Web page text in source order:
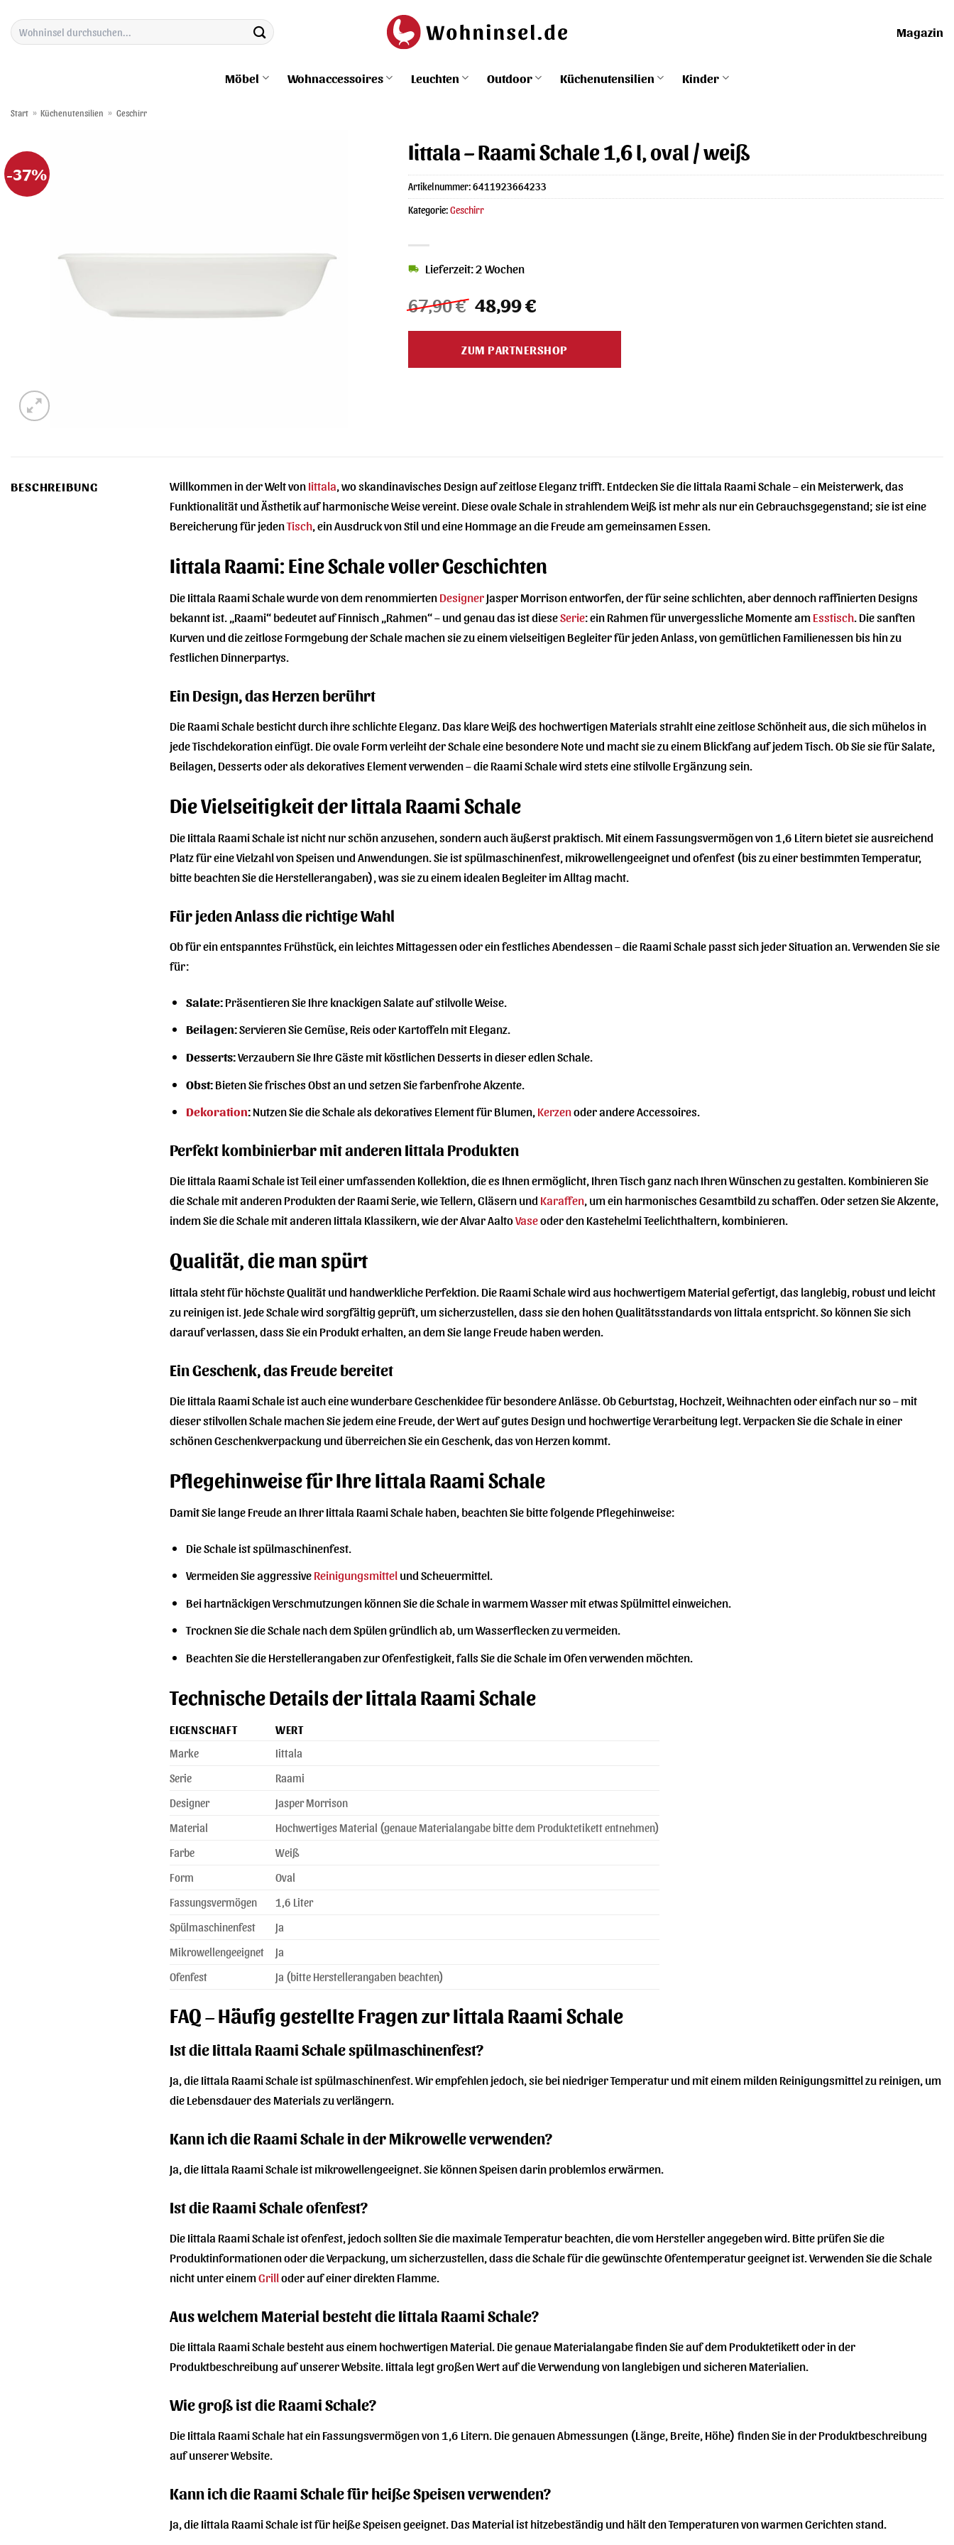
Inhalt
springen
Suchen
nach:
Magazin
Möbel Wohnaccessoires Leuchten Outdoor Küchenutensilien Kinder
Start » Küchenutensilien » Geschirr
-37%
Iittala – Raami Schale 1,6 l, oval / weiß
67,90€ Ursprünglicher
Preis
67,90 €
48,99€Aktueller
48,99 €.
Lieferzeit: 2 Wochen
ZUM PARTNERSHOP
Artikelnummer:6411923664233
Kategorie:Geschirr
BESCHREIBUNG Willkommen in der Welt vonIittala, wo skandinavisches Design auf zeitlose Eleganz trifft. Entdecken Sie die Iittala Raami Schale – ein Meisterwerk, das
Funktionalität und Ästhetik auf harmonische Weise vereint. Diese ovale Schale in strahlendem Weiß ist mehr als nur ein Gebrauchsgegenstand; sie ist eine
Bereicherung für jedenTisch, ein Ausdruck von Stil und eine Hommage an die Freude am gemeinsamen Essen.
Iittala Raami: Eine Schale voller Geschichten
Die Iittala Raami Schale wurde von dem renommiertenDesignerJasper Morrison entworfen, der für seine schlichten, aber dennoch raffinierten Designs
bekannt ist. „Raami“ bedeutet auf Finnisch „Rahmen“ – und genau das ist dieseSerie: ein Rahmen für unvergessliche Momente amEsstisch. Die sanften
Kurven und die zeitlose Formgebung der Schale machen sie zu einem vielseitigen Begleiter für jeden Anlass, von gemütlichen Familienessen bis hin zu
festlichen Dinnerpartys.
Ein Design, das Herzen berührt
Die Raami Schale besticht durch ihre schlichte Eleganz. Das klare Weiß des hochwertigen Materials strahlt eine zeitlose Schönheit aus, die sich mühelos in
jede Tischdekoration einfügt. Die ovale Form verleiht der Schale eine besondere Note und macht sie zu einem Blickfang auf jedem Tisch. Ob Sie sie für Salate,
Beilagen, Desserts oder als dekoratives Element verwenden – die Raami Schale wird stets eine stilvolle Ergänzung sein.
Die Vielseitigkeit der Iittala Raami Schale
Die Iittala Raami Schale ist nicht nur schön anzusehen, sondern auch äußerst praktisch. Mit einem Fassungsvermögen von 1,6 Litern bietet sie ausreichend
Platz für eine Vielzahl von Speisen und Anwendungen. Sie ist spülmaschinenfest, mikrowellengeeignet und ofenfest (bis zu einer bestimmten Temperatur,
bitte beachten Sie die Herstellerangaben), was sie zu einem idealen Begleiter im Alltag macht.
Für jeden Anlass die richtige Wahl
Ob für ein entspanntes Frühstück, ein leichtes Mittagessen oder ein festliches Abendessen – die Raami Schale passt sich jeder Situation an. Verwenden Sie sie
für:
Salate:Präsentieren Sie Ihre knackigen Salate auf stilvolle Weise.
Beilagen:Servieren Sie Gemüse, Reis oder Kartoffeln mit Eleganz.
Desserts:Verzaubern Sie Ihre Gäste mit köstlichen Desserts in dieser edlen Schale.
Obst:Bieten Sie frisches Obst an und setzen Sie farbenfrohe Akzente.
Dekoration:Nutzen Sie die Schale als dekoratives Element für Blumen, Kerzenoder andere Accessoires.
Perfekt kombinierbar mit anderen Iittala Produkten
Die Iittala Raami Schale ist Teil einer umfassenden Kollektion, die es Ihnen ermöglicht, Ihren Tisch ganz nach Ihren Wünschen zu gestalten. Kombinieren Sie
die Schale mit anderen Produkten der Raami Serie, wie Tellern, Gläsern und Karaffen , um ein harmonisches Gesamtbild zu schaffen. Oder setzen Sie Akzente,
indem Sie die Schale mit anderen Iittala Klassikern, wie der Alvar AaltoVaseoder den Kastehelmi Teelichthaltern, kombinieren.
Qualität, die man spürt
Iittala steht für höchste Qualität und handwerkliche Perfektion. Die Raami Schale wird aus hochwertigem Material gefertigt, das langlebig, robust und leicht
zu reinigen ist. Jede Schale wird sorgfältig geprüft, um sicherzustellen, dass sie den hohen Qualitätsstandards von Iittala entspricht. So können Sie sich
darauf verlassen, dass Sie ein Produkt erhalten, an dem Sie lange Freude haben werden.
Ein Geschenk, das Freude bereitet
Die Iittala Raami Schale ist auch eine wunderbare Geschenkidee für besondere Anlässe. Ob Geburtstag, Hochzeit, Weihnachten oder einfach nur so – mit
dieser stilvollen Schale machen Sie jedem eine Freude, der Wert auf gutes Design und hochwertige Verarbeitung legt. Verpacken Sie die Schale in einer
schönen Geschenkverpackung und überreichen Sie ein Geschenk, das von Herzen kommt.
Pflegehinweise für Ihre Iittala Raami Schale
Damit Sie lange Freude an Ihrer Iittala Raami Schale haben, beachten Sie bitte folgende Pflegehinweise:
Die Schale ist spülmaschinenfest.
Vermeiden Sie aggressiveReinigungsmittelund Scheuermittel.
Bei hartnäckigen Verschmutzungen können Sie die Schale in warmem Wasser mit etwas Spülmittel einweichen.
Trocknen Sie die Schale nach dem Spülen gründlich ab, um Wasserflecken zu vermeiden.
Beachten Sie die Herstellerangaben zur Ofenfestigkeit, falls Sie die Schale im Ofen verwenden möchten.
Technische Details der Iittala Raami Schale
EIGENSCHAFT
WERT
Marke
Iittala
Serie
Raami
Designer
Jasper Morrison
Material
Hochwertiges Material (genaue Materialangabe bitte dem Produktetikett entnehmen)
Farbe
Weiß
Form
Oval
Fassungsvermögen
1,6 Liter
Spülmaschinenfest
Ja
Mikrowellengeeignet
Ja
Ofenfest
Ja (bitte Herstellerangaben beachten)
FAQ – Häufig gestellte Fragen zur Iittala Raami Schale
Ist die Iittala Raami Schale spülmaschinenfest?
Ja, die Iittala Raami Schale ist spülmaschinenfest. Wir empfehlen jedoch, sie bei niedriger Temperatur und mit einem milden Reinigungsmittel zu reinigen, um
die Lebensdauer des Materials zu verlängern.
Kann ich die Raami Schale in der Mikrowelle verwenden?
Ja, die Iittala Raami Schale ist mikrowellengeeignet. Sie können Speisen darin problemlos erwärmen.
Ist die Raami Schale ofenfest?
Die Iittala Raami Schale ist ofenfest, jedoch sollten Sie die maximale Temperatur beachten, die vom Hersteller angegeben wird. Bitte prüfen Sie die
Produktinformationen oder die Verpackung, um sicherzustellen, dass die Schale für die gewünschte Ofentemperatur geeignet ist. Verwenden Sie die Schale
nicht unter einemGrilloder auf einer direkten Flamme.
Aus welchem Material besteht die Iittala Raami Schale?
Die Iittala Raami Schale besteht aus einem hochwertigen Material. Die genaue Materialangabe finden Sie auf dem Produktetikett oder in der
Produktbeschreibung auf unserer Website. Iittala legt großen Wert auf die Verwendung von langlebigen und sicheren Materialien.
Wie groß ist die Raami Schale?
Die Iittala Raami Schale hat ein Fassungsvermögen von 1,6 Litern. Die genauen Abmessungen (Länge, Breite, Höhe) finden Sie in der Produktbeschreibung
auf unserer Website.
Kann ich die Raami Schale für heiße Speisen verwenden?
Ja, die Iittala Raami Schale ist für heiße Speisen geeignet. Das Material ist hitzebeständig und hält den Temperaturen von warmen Gerichten stand.